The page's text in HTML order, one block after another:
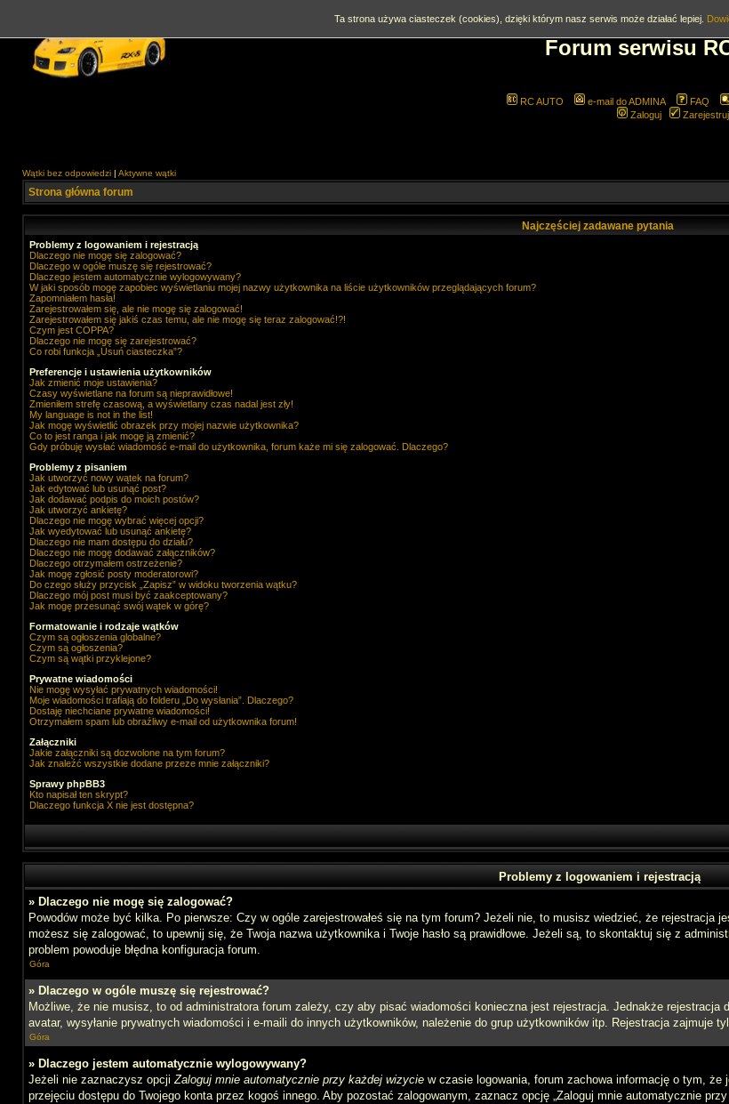
Forum serwisu
RC AUTO e-mail do ADMINA FAQ
Zaloguj
Zarejestruj
Wątki bez odpowiedzi | Aktywne wątki
Strona główna forum
Najczęściej zadawane pytania
Problemy z logowaniem i rejestracją
Dlaczego nie mogę się zalogować?
Dlaczego w ogóle muszę się rejestrować?
Dlaczego jestem automatycznie wylogowywany?
W jaki sposób mogę zapobiec wyświetlaniu mojej nazwy użytkownika na liście użytkowników przeglądających forum?
Zapomniałem hasła!
Zarejestrowałem się, ale nie mogę się zalogować!
Zarejestrowałem się jakiś czas temu, ale nie mogę się teraz zalogować!?!
Czym jest COPPA?
Dlaczego nie mogę się zarejestrować?
Co robi funkcja „Usuń ciasteczka”?
Preferencje i ustawienia użytkowników
Jak zmienić moje ustawienia?
Czasy wyświetlane na forum są nieprawidłowe!
Zmieniłem strefę czasową, a wyświetlany czas nadal jest zły!
My language is not in the list!
Jak mogę wyświetlić obrazek przy mojej nazwie użytkownika?
Co to jest ranga i jak mogę ją zmienić?
Gdy próbuję wysłać wiadomość e-mail do użytkownika, forum każe mi się zalogować. Dlaczego?
Problemy z pisaniem
Jak utworzyć nowy wątek na forum?
Jak edytować lub usunąć post?
Jak dodawać podpis do moich postów?
Jak utworzyć ankietę?
Dlaczego nie mogę wybrać więcej opcji?
Jak wyedytować lub usunąć ankietę?
Dlaczego nie mam dostępu do działu?
Dlaczego nie mogę dodawać załączników?
Dlaczego otrzymałem ostrzeżenie?
Jak mogę zgłosić posty moderatorowi?
Do czego służy przycisk „Zapisz” w widoku tworzenia wątku?
Dlaczego mój post musi być zaakceptowany?
Jak mogę przesunąć swój wątek w górę?
Formatowanie i rodzaje wątków
Czym są ogłoszenia globalne?
Czym są ogłoszenia?
Czym są wątki przyklejone?
Prywatne wiadomości
Nie mogę wysyłać prywatnych wiadomości!
Moje wiadomości trafiają do folderu „Do wysłania”. Dlaczego?
Dostaję niechciane prywatne wiadomości!
Otrzymałem spam lub obraźliwy e-mail od użytkownika forum!
Załączniki
Jakie załączniki są dozwolone na tym forum?
Jak znaleźć wszystkie dodane przeze mnie załączniki?
Sprawy phpBB3
Kto napisał ten skrypt?
Dlaczego funkcja X nie jest dostępna?
Problemy z logowaniem i rejestracją
» Dlaczego nie mogę się zalogować?
Powodów może być kilka. Po pierwsze: Czy w ogóle zarejestrowałeś się na tym forum? Jeżeli nie, to musisz wiedzieć, że rejestracja
możesz się zalogować, to upewnij się, że Twoja nazwa użytkownika i Twoje hasło są prawidłowe. Jeżeli są, to skontaktuj się z
problem powoduje błędna konfiguracja forum.
Góra
» Dlaczego w ogóle muszę się rejestrować?
Możliwe, że nie musisz, to od administratora forum zależy, czy aby pisać wiadomości konieczna jest rejestracja. Jednakże
avatar, wysyłanie prywatnych wiadomości i e-maili do innych użytkowników, należenie do grup użytkowników itp. Rejestracja zajmuje
Góra
» Dlaczego jestem automatycznie wylogowywany?
Jeżeli nie zaznaczysz opcjiZaloguj mnie automatycznie przy każdej wizycie w czasie logowania, forum zachowa informację o tym,
przejęciu dostępu do Twojego konta przez kogoś innego. Aby pozostać zalogowanym, zaznacz opcję „Zaloguj mnie automatycznie
Ta strona używa ciasteczek (cookies), dzięki którym nasz serwis może działać lepiej.